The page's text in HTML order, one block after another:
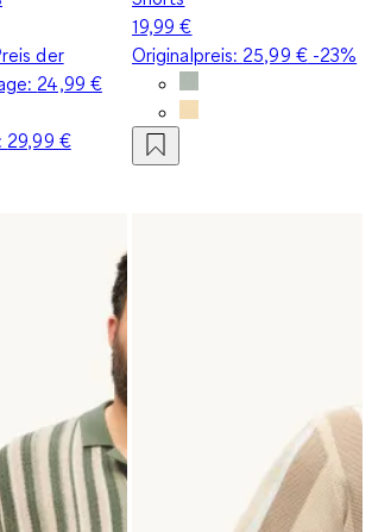
der
24,99 €
29,99 €
19,99 €
Originalpreis: 25,99 €-23%